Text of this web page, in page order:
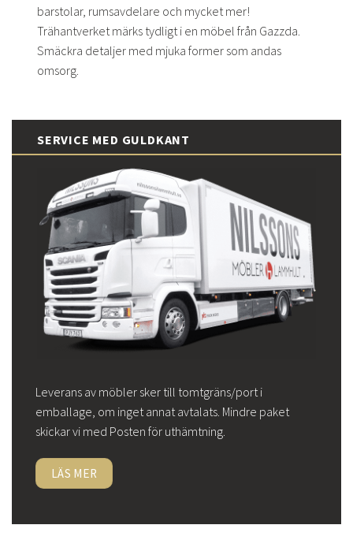
barstolar, rumsavdelare och mycket mer!
Trähantverket märks tydligt i en möbel från Gazzda.
Smäckra detaljer med mjuka former som andas
omsorg.
SERVICE MED GULDKANT
Leverans av möbler sker till tomtgräns/port i
emballage, om inget annat avtalats. Mindre paket
skickar vi med Posten för uthämtning.
LÄS MER